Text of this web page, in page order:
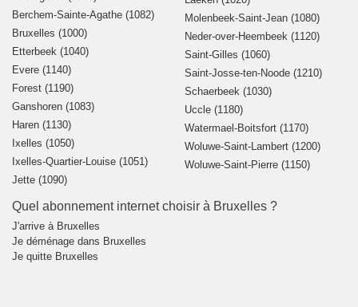
Berchem-Sainte-Agathe (1082)
Bruxelles (1000)
Etterbeek (1040)
Evere (1140)
Forest (1190)
Ganshoren (1083)
Haren (1130)
Ixelles (1050)
Ixelles-Quartier-Louise (1051)
Jette (1090)
Molenbeek-Saint-Jean (1080)
Neder-over-Heembeek (1120)
Saint-Gilles (1060)
Saint-Josse-ten-Noode (1210)
Schaerbeek (1030)
Uccle (1180)
Watermael-Boitsfort (1170)
Woluwe-Saint-Lambert (1200)
Woluwe-Saint-Pierre (1150)
Quel abonnement internet choisir à Bruxelles ?
J'arrive à Bruxelles
Je déménage dans Bruxelles
Je quitte Bruxelles